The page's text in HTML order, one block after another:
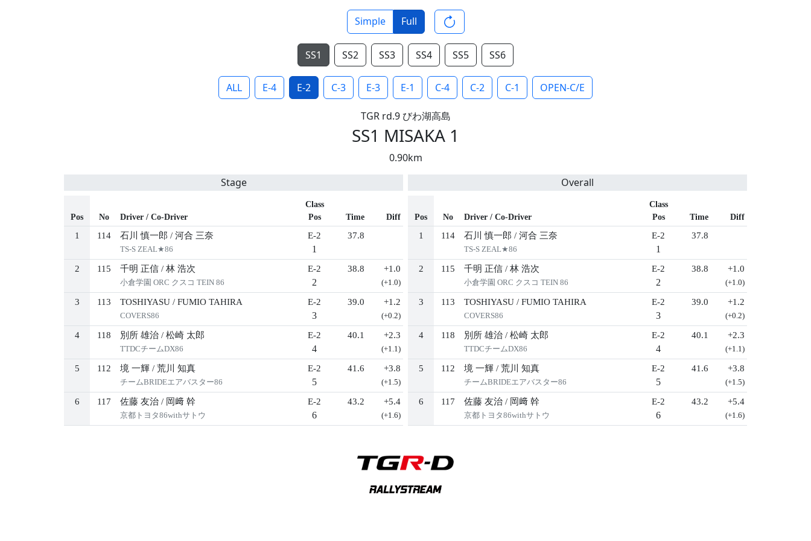
Simple Full
SS1 SS2 SS3 SS4 SS5 SS6
ALL E-4 E-2 C-3 E-3 E-1 C-4 C-2 C-1 OPEN-C/E
TGR rd.9 びわ湖高島
SS1 MISAKA 1
0.90km
Stage
Pos No Driver / Co-Driver
Class
Pos
Time Diff
1 114 石川 慎一郎 / 河合 三奈
TS-S ZEAL★86
E-2
1
37.8
2 115 千明 正信 / 林 浩次
小倉学園 ORC クスコ TEIN 86
E-2
2
38.8 +1.0
(+1.0)
3 113 TOSHIYASU / FUMIO TAHIRA
COVERS86
E-2
3
39.0 +1.2
(+0.2)
4 118 別所 雄治 / 松崎 太郎
TTDCチームDX86
E-2
4
40.1 +2.3
(+1.1)
5 112 境 一輝 / 荒川 知真
チームBRIDEエアバスター86
E-2
5
41.6 +3.8
(+1.5)
6 117 佐藤 友治 / 岡﨑 幹
京都トヨタ86withサトウ
E-2
6
43.2 +5.4
(+1.6)
Overall
Pos No Driver / Co-Driver
Class
Pos
Time Diff
1 114 石川 慎一郎 / 河合 三奈
TS-S ZEAL★86
E-2
1
37.8
2 115 千明 正信 / 林 浩次
小倉学園 ORC クスコ TEIN 86
E-2
2
38.8 +1.0
(+1.0)
3 113 TOSHIYASU / FUMIO TAHIRA
COVERS86
E-2
3
39.0 +1.2
(+0.2)
4 118 別所 雄治 / 松崎 太郎
TTDCチームDX86
E-2
4
40.1 +2.3
(+1.1)
5 112 境 一輝 / 荒川 知真
チームBRIDEエアバスター86
E-2
5
41.6 +3.8
(+1.5)
6 117 佐藤 友治 / 岡﨑 幹
京都トヨタ86withサトウ
E-2
6
43.2 +5.4
(+1.6)